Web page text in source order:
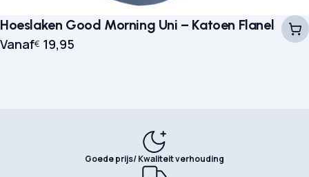
Hoeslaken Good Morning Uni – Katoen Flanel
Vanaf€ 19,95
Goede prijs/ Kwaliteit verhouding